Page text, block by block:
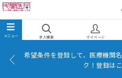
求人検索 マイページ
希望条件を登録して、医療機関
ク！登録は